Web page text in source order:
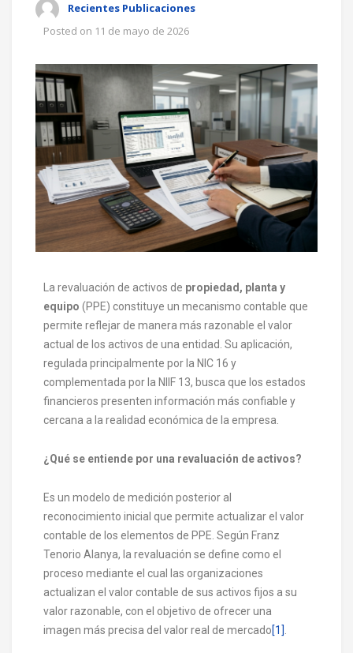
Recientes Publicaciones
Posted on 11 de mayo de 2026
La revaluación de activos de propiedad, planta y
equipo (PPE) constituye un mecanismo contable que
permite reflejar de manera más razonable el valor
actual de los activos de una entidad. Su aplicación,
regulada principalmente por la NIC 16 y
complementada por la NIIF 13, busca que los estados
financieros presenten información más confiable y
cercana a la realidad económica de la empresa.
¿Qué se entiende por una revaluación de activos?
Es un modelo de medición posterior al
reconocimiento inicial que permite actualizar el valor
contable de los elementos de PPE. Según Franz
Tenorio Alanya, la revaluación se define como el
proceso mediante el cual las organizaciones
actualizan el valor contable de sus activos fijos a su
valor razonable, con el objetivo de ofrecer una
imagen más precisa del valor real de mercado[1]